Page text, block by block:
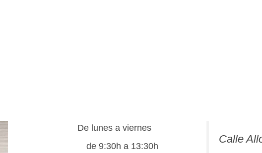
De lunes a viernes
de 9:30h a 13:30h
Calle